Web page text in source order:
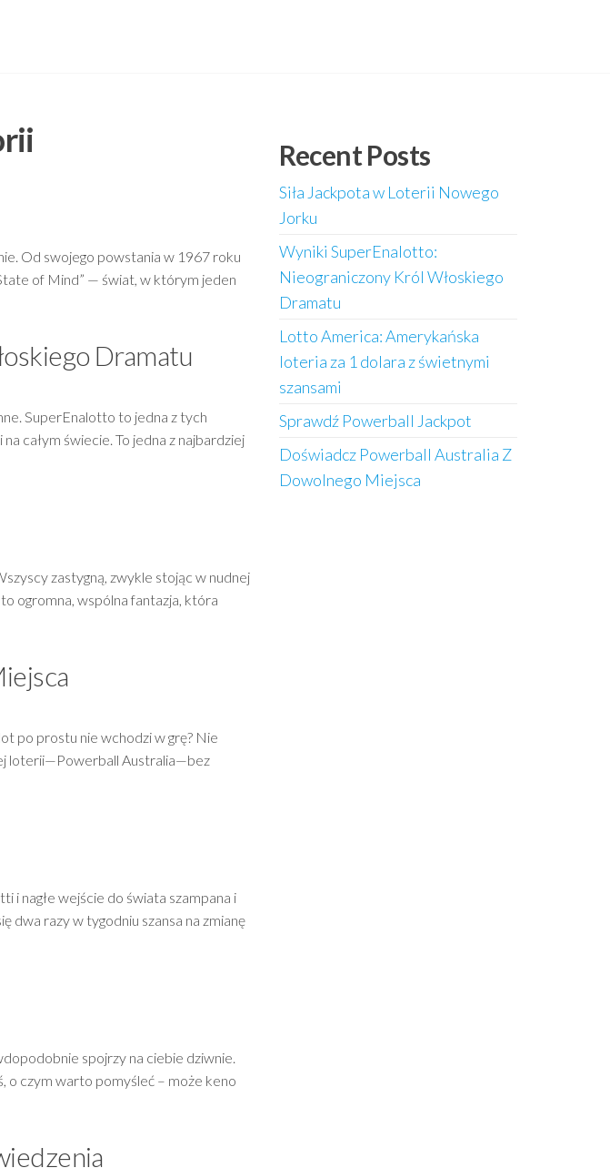
Od swojego powstania w 1967 roku
of Mind” — świat, w którym jeden
Dramatu
SuperEnalotto to jedna z tych
całym świecie. To jedna z najbardziej
zastygną, zwykle stojąc w nudnej
ogromna, wspólna fantazja, która
po prostu nie wchodzi w grę? Nie
loterii—Powerball Australia—bez
i nagłe wejście do świata szampana i
dwa razy w tygodniu szansa na zmianę
spojrzy na ciebie dziwnie.
o czym warto pomyśleć – może keno
Recent Posts
Siła Jackpota w Loterii Nowego
Jorku
Wyniki SuperEnalotto:
Nieograniczony Król Włoskiego
Dramatu
Lotto America: Amerykańska
loteria za 1 dolara z świetnymi
szansami
Sprawdź Powerball Jackpot
Doświadcz Powerball Australia Z
Dowolnego Miejsca